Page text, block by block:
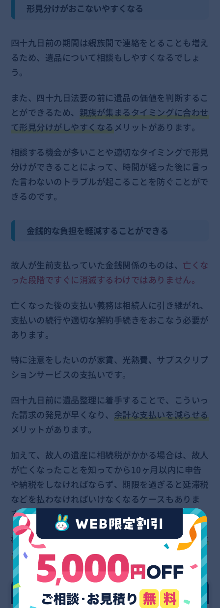
形見分けがおこないやすくなる
四十九日前の期間は親族間で連絡をとることも増え
るため、遺品について相談もしやすくなるでしょ
う。
また、四十九日法要の前に遺品の価値を判断するこ
とができるため、 親族が集まるタイミングに合わせ
て形見分けがしやすくなるメリットがあります。
相談する機会が多いことや適切なタイミングで形見
分けができることによって、時間が経った後に言っ
た言わないのトラブルが起こることを防ぐことがで
きるのです。
金銭的な負担を軽減することができる
故人が生前支払っていた金銭関係のものは、 亡くな
った段階ですぐに消滅するわけではありません。
亡くなった後の支払い義務は相続人に引き継がれ、
支払いの続行や適切な解約手続きをおこなう必要が
あります。
特に注意をしたいのが家賃、光熱費、サブスクリプ
ションサービスの支払いです。
四十九日前に遺品整理に着手することで、こういっ
た請求の発見が早くなり、 余計な支払いを減らせる
メリットがあります。
加えて、故人の遺産に相続税がかかる場合は、故人
が亡くなったことを知ってから10ヶ月以内に申告
や納税をしなければならず、期限を過ぎると延滞税
などを払わなければいけなくなるケースもありま
す。
相続にまつわる場面でも、早めに遺産整理をおこな
った方が経済的な負担を軽減できます。
お気軽にお問い合わせください！